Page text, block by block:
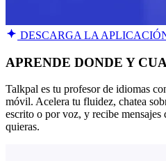
DESCARGA LA
APRENDE DONDE Y
Talkpal es tu profesor de idiomas
móvil. Acelera tu fluidez, chatea
escrito o por voz, y recibe
quieras.